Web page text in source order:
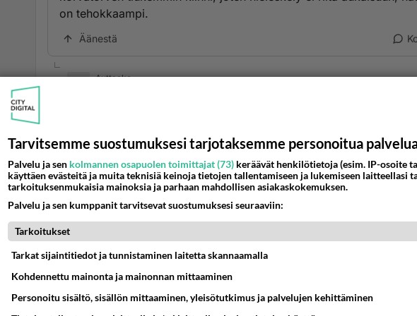
on tehokkaampi.
Äänestä
Auttaako
2010-07-13 17:08:57
Vanha neuvo, purukumi. On vaan paha saada pois korvista... Auttaako, jos
Itse pidan nenastani kiinni nousun ajan, so. kunnes kone saavuttaa
Tarvitsemme suostumuksesi tarjotaksemme personoitua
Palvelu ja sen kolmannen osapuolen toimittajat (73) keräävät henkilötietoja (esim. IP-osoite
käyttäen evästeitä ja muita teknisiä keinoja tietojen tallentamiseen ja lukemiseen laitteellasi
tarkoituksenmukaisia mainoksia ja parhaan mahdollisen asiakaskokemuksen.
Palvelu ja sen kumppanit tarvitsevat suostumuksesi seuraaviin:
Tarkoitukset
Tarkat sijaintitiedot ja tunnistaminen laitetta skannaamalla
Kohdennettu mainonta ja mainonnan mittaaminen
Personoitu sisältö, sisällön mittaaminen, yleisötutkimus ja palvelujen kehittäminen